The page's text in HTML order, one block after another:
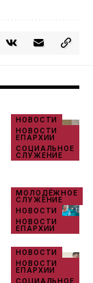
НОВОСТИ
НОВОСТИ
ЕПАРХИИ
СОЦИАЛЬНОЕ
СЛУЖЕНИЕ
МОЛОДЁЖНОЕ
СЛУЖЕНИЕ
НОВОСТИ
НОВОСТИ
ЕПАРХИИ
НОВОСТИ
НОВОСТИ
ЕПАРХИИ
СОЦИАЛЬНОЕ